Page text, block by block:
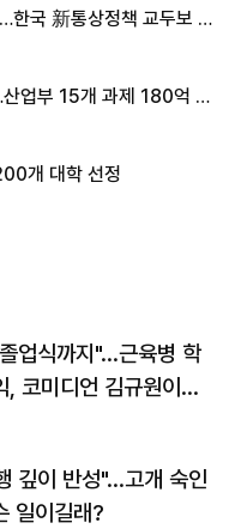
한국 新통상정책 교두보 활
업부 15개 과제 180억 지
개 대학 선정
업식까지"…근육병 학
, 코미디언 김규원이었
깊이 반성"…고개 숙인
일이길래?